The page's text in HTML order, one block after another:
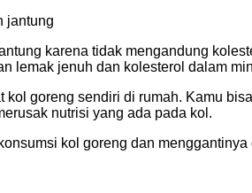
jantung
karena tidak mengandung
lemak jenuh dan kolesterol dalam
kol goreng sendiri di rumah. Kamu
nutrisi yang ada pada kol.
kol goreng dan menggantinya